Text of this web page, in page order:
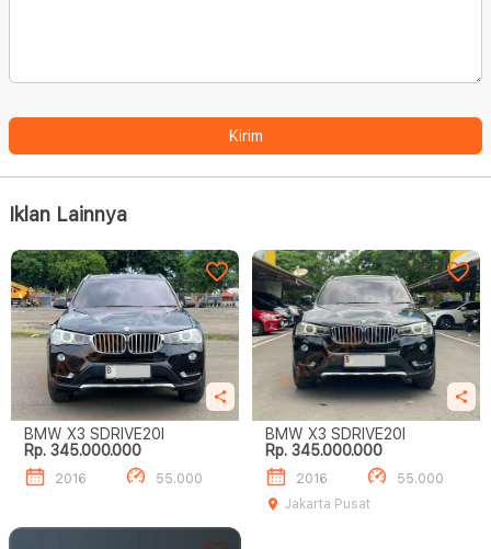
Kirim
Iklan Lainnya
BMW X3 SDRIVE20I
Rp. 345.000.000
2016 55.000
BMW X3 SDRIVE20I
Rp. 345.000.000
2016
55.000
Jakarta Pusat